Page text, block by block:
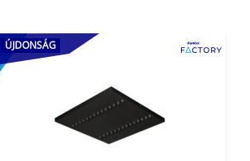
ÚJDONSÁG